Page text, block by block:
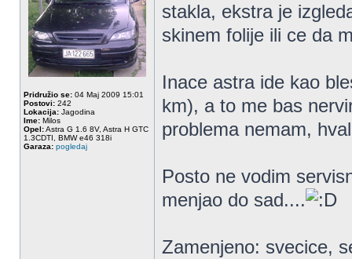
Pridružio se: 04 Maj 2009 15:01
Postovi: 242
Lokacija: Jagodina
Ime: Milos
Opel:Astra G 1.6 8V, Astra H GTC
1.3CDTI, BMW e46 318i
Garaza: pogledaj
stakla, ekstra je
skinem folije ili ce da
Inace astra ide kao
km), a to me bas
problema nemam,
Posto ne vodim
menjao do sad....
Zamenjeno: svecice,